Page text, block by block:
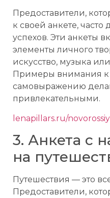
Предоставители,
к своей анкете,
успехов. Эти анкеты
элементы личного
искусство, музыка
Примеры внимания к
самовыражению
привлекательными.
lenapillars.ru/
3. Анкета с
на
Путешествия — это
Предоставители,